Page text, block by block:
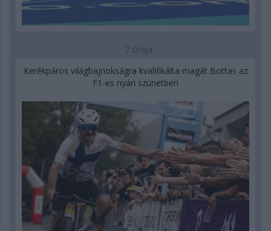
7 órája
Kerékpáros világbajnokságra kvalifikálta magát Bottas az
F1-es nyári szünetben